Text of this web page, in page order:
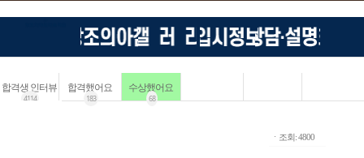
합격생 인터뷰
4114
합격했어요
183
수상했어요
68
ㆍ조회: 4800